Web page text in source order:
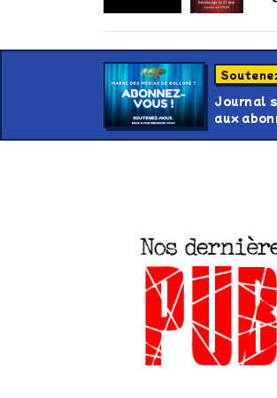
Journal
aux